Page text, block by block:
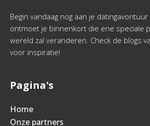
Begin vandaag nog aan je
ontmoet je binnenkort die ene speciale
wereld zal veranderen. Check de blogs
voor inspiratie!
Pagina's
Home
Onze partners